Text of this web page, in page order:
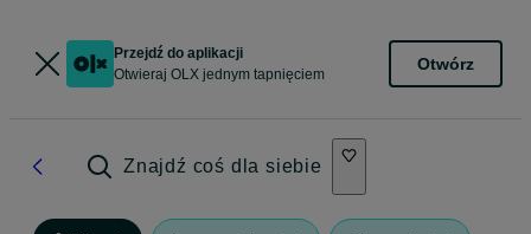
Przejdź do aplikacji
Otwieraj OLX jednym tapnięciem
Otwórz
Znajdź coś dla siebie